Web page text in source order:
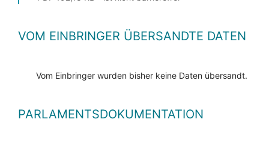
VOM EINBRINGER ÜBERSANDTE DATEN
Vom Einbringer wurden bisher keine Daten übersandt.
PARLAMENTSDOKUMENTATION